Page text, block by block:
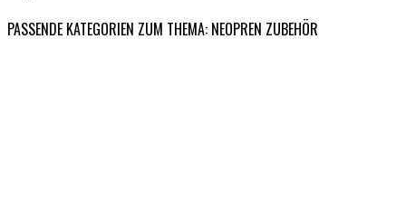
PASSENDE KATEGORIEN ZUM THEMA: NEOPREN ZUBEHÖR